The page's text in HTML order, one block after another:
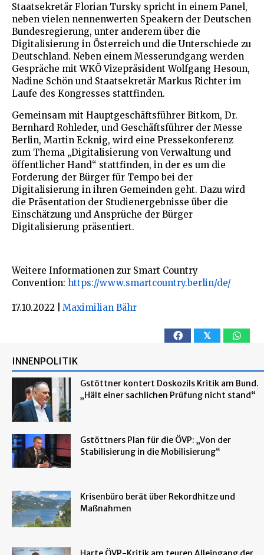
Staatsekretär Florian Tursky spricht in einem Panel,
neben vielen nennenwerten Speakern der Deutschen
Bundesregierung, unter anderem über die
Digitalisierung in Österreich und die Unterschiede zu
Deutschland. Neben einem Messerundgang werden
Gespräche mit WKÖ Vizepräsident Wolfgang Hesoun,
Nadine Schön und Staatsekretär Markus Richter im
Laufe des Kongresses stattfinden.
Gemeinsam mit Hauptgeschäftsführer Bitkom, Dr.
Bernhard Rohleder, und Geschäftsführer der Messe
Berlin, Martin Ecknig, wird eine Pressekonferenz
zum Thema „Digitalisierung von Verwaltung und
öffentlicher Hand“ stattfinden, in der es um die
Forderung der Bürger für Tempo bei der
Digitalisierung in ihren Gemeinden geht. Dazu wird
die Präsentation der Studienergebnisse über die
Einschätzung und Ansprüche der Bürger
Digitalisierung präsentiert.
Weitere Informationen zur Smart Country
Convention: https://www.smartcountry.berlin/de/
17.10.2022 Maximilian Bähr
𝕏
INNENPOLITIK
Gstöttner kontert Doskozils Kritik am Bund.
„Hält einer sachlichen Prüfung nicht stand“
Gstöttners Plan für die ÖVP: „Von der
Stabilisierung in die Mobilisierung“
Krisenbüro berät über Rekordhitze und
Maßnahmen